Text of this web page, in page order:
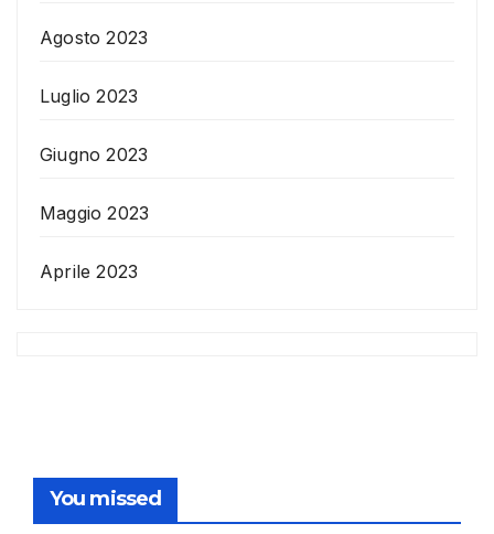
Agosto 2023
Luglio 2023
Giugno 2023
Maggio 2023
Aprile 2023
You missed